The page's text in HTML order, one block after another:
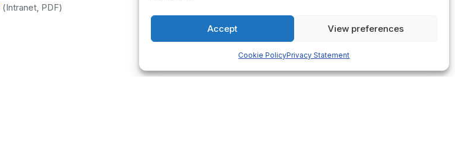
Accept View preferences
Cookie PolicyPrivacy Statement
(Intranet, PDF)